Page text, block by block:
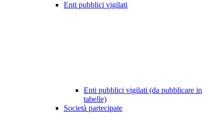
Enti pubblici vigilati
Enti pubblici vigilati (da pubblicare in
tabelle)
Società partecipate